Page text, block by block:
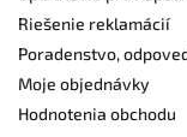
Riešenie reklamácií
Poradenstvo,
Moje objednávky
Hodnotenia obchodu